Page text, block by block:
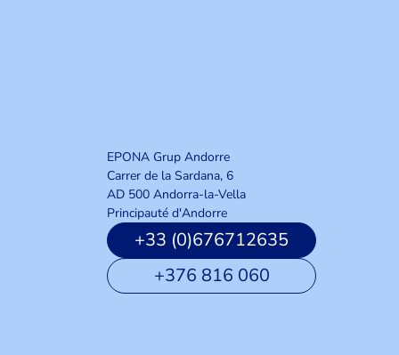
EPONA Grup Andorre
Carrer de la Sardana, 6
AD 500 Andorra-la-Vella
Principauté d'Andorre
+33 (0)676712635
+376 816 060